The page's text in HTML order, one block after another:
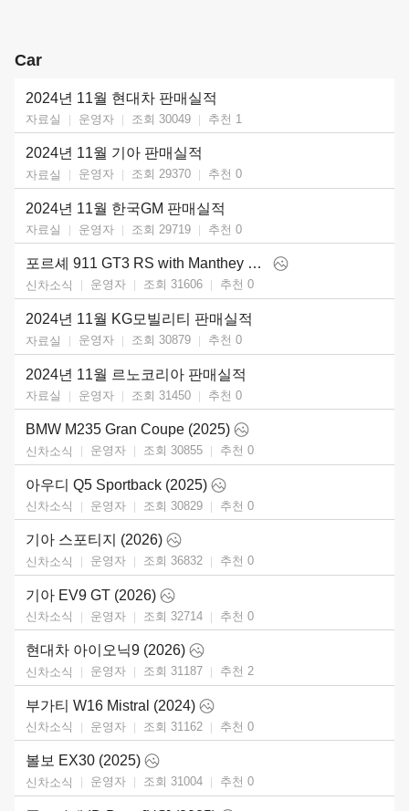
Car
2024년 11월 현대차 판매실적
자료실 운영자 조회 30049 추천 1
2024년 11월 기아 판매실적
자료실 운영자 조회 29370 추천 0
2024년 11월 한국GM 판매실적
자료실 운영자 조회 29719 추천 0
포르셰 911 GT3 RS with Manthey Kit (2025)
신차소식 운영자 조회 31606 추천 0
2024년 11월 KG모빌리티 판매실적
자료실 운영자 조회 30879 추천 0
2024년 11월 르노코리아 판매실적
자료실 운영자 조회 31450 추천 0
BMW M235 Gran Coupe (2025)
신차소식 운영자 조회 30855 추천 0
아우디 Q5 Sportback (2025)
신차소식 운영자 조회 30829 추천 0
기아 스포티지 (2026)
신차소식 운영자 조회 36832 추천 0
기아 EV9 GT (2026)
신차소식 운영자 조회 32714 추천 0
현대차 아이오닉9 (2026)
신차소식 운영자 조회 31187 추천 2
부가티 W16 Mistral (2024)
신차소식 운영자 조회 31162 추천 0
볼보 EX30 (2025)
신차소식 운영자 조회 31004 추천 0